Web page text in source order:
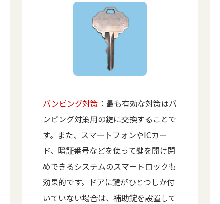
バンピング対策 ：最も有効な対策はバ
ンピング対策用の鍵に交換することで
す。また、スマートフォンやICカー
ド、暗証番号などを使って鍵を開け閉
めできるシステムのスマートロックも
効果的です。ドアに鍵がひとつしか付
いていない場合は、補助錠を設置して